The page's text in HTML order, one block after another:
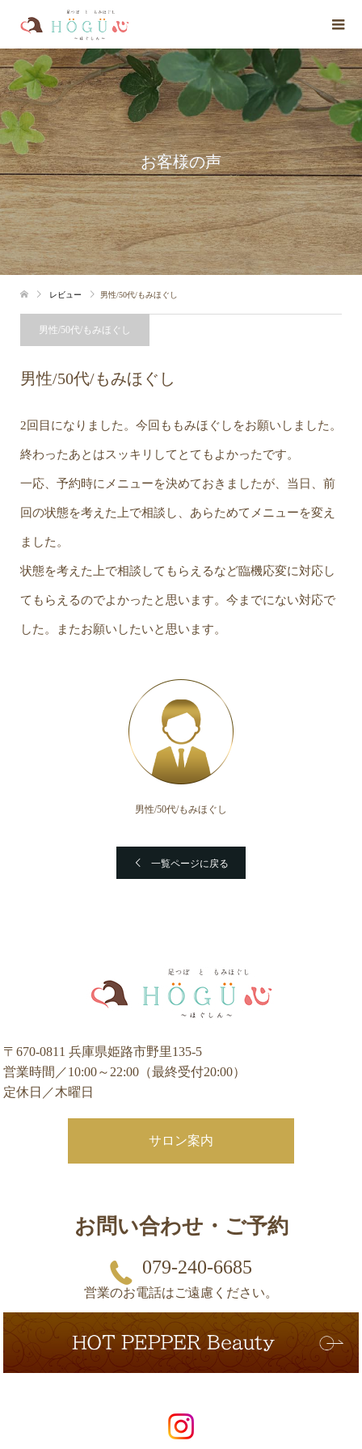
お客様の声
レビュー 男性/50代/もみほぐし
男性/50代/もみほぐし
男性/50代/もみほぐし
2回目になりました。今回ももみほぐしをお願いしました。
終わったあとはスッキリしてとてもよかったです。
一応、予約時にメニューを決めておきましたが、当日、前
回の状態を考えた上で相談し、あらためてメニューを変え
ました。
状態を考えた上で相談してもらえるなど臨機応変に対応し
てもらえるのでよかったと思います。今までにない対応で
した。またお願いしたいと思います。
男性/50代/もみほぐし
一覧ページに戻る
〒670-0811 兵庫県姫路市野里135-5
営業時間／10:00～22:00（最終受付20:00）
定休日／木曜日
サロン案内
お問い合わせ・ご予約
079-240-6685
営業のお電話はご遠慮ください。